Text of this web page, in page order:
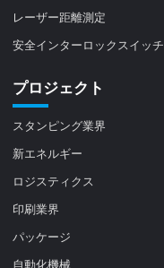
レーザー距離測定
安全インターロックスイッチ
プロジェクト
スタンピング業界
新エネルギー
ロジスティクス
印刷業界
パッケージ
自動化機械